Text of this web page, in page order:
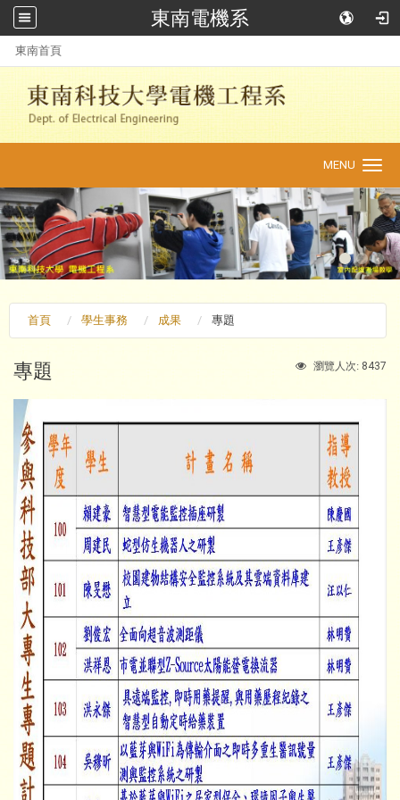
東南電機系
東南首頁
navigation
MENU
首頁 學生事務 成果 專題
瀏覽人次: 8437
專題